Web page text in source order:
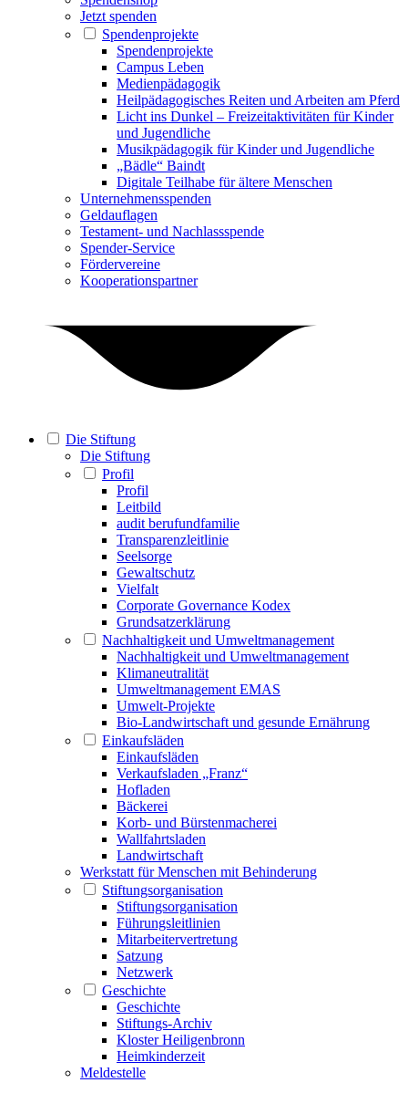
Jetzt spenden
Spendenprojekte
Spendenprojekte
Campus Leben
Medienpädagogik
Heilpädagogisches Reiten und Arbeiten am Pferd
Licht ins Dunkel – Freizeitaktivitäten für Kinder
und Jugendliche
Musikpädagogik für Kinder und Jugendliche
„Bädle“ Baindt
Digitale Teilhabe für ältere Menschen
Unternehmensspenden
Geldauflagen
Testament- und Nachlassspende
Spender-Service
Fördervereine
Kooperationspartner
Die Stiftung
Die Stiftung
Profil
Profil
Leitbild
audit berufundfamilie
Transparenzleitlinie
Seelsorge
Gewaltschutz
Vielfalt
Corporate Governance Kodex
Grundsatzerklärung
Nachhaltigkeit und Umweltmanagement
Nachhaltigkeit und Umweltmanagement
Klimaneutralität
Umweltmanagement EMAS
Umwelt-Projekte
Bio-Landwirtschaft und gesunde Ernährung
Einkaufsläden
Einkaufsläden
Verkaufsladen „Franz“
Hofladen
Bäckerei
Korb- und Bürstenmacherei
Wallfahrtsladen
Landwirtschaft
Werkstatt für Menschen mit Behinderung
Stiftungsorganisation
Stiftungsorganisation
Führungsleitlinien
Mitarbeitervertretung
Satzung
Netzwerk
Geschichte
Geschichte
Stiftungs-Archiv
Kloster Heiligenbronn
Heimkinderzeit
Meldestelle